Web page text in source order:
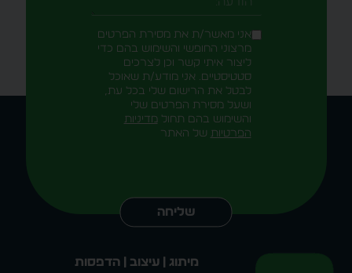
הודעה
אני מאשר/ת את מסירת הפרטים
מרצוני החופשי והשימוש בהם כדי
ליצור איתי קשר וכן לצרכים
סטטיסטיים. אני מודע/ת שאוכל
לבטל את הרישום שלי בכל עת,
ושעל מסירת הפרטים שלי
והשימוש בהם תחול מדיניות
הפרטיות של האתר
שליחה
מיתוג | עיצוב | הדפסות